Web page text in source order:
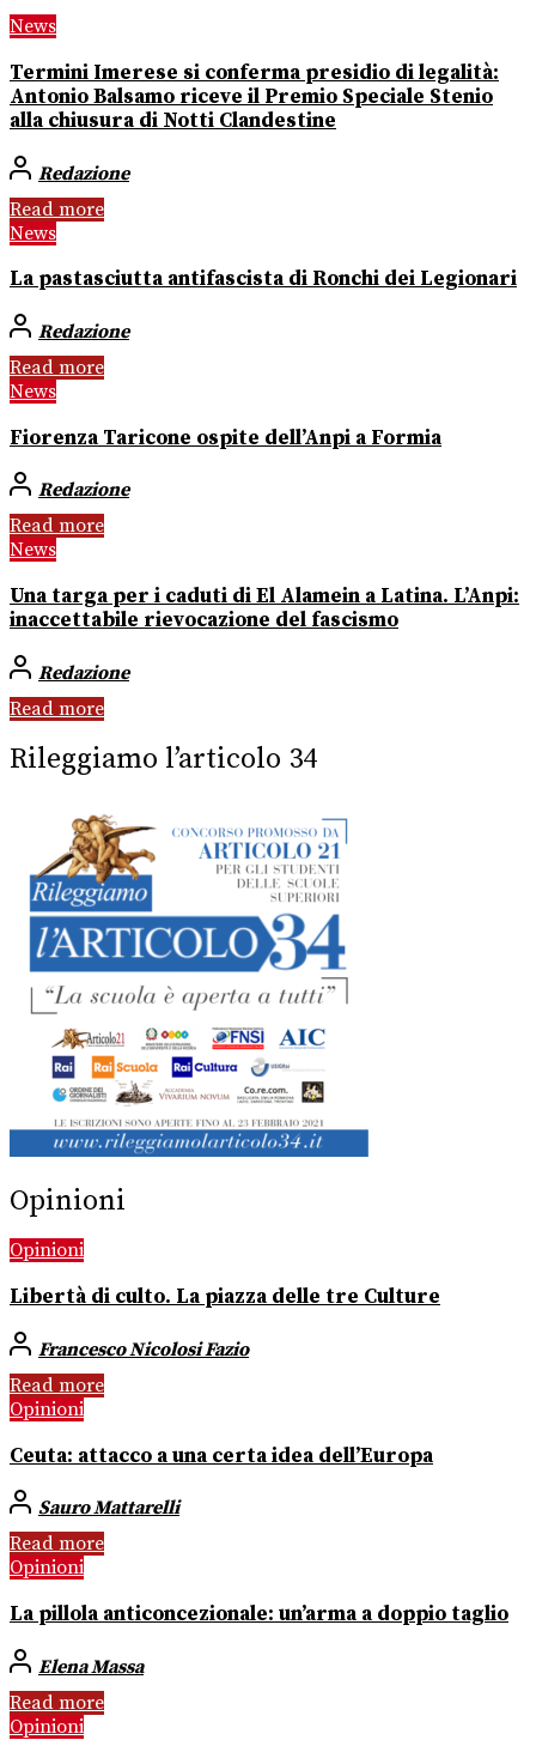
News
Termini Imerese si conferma presidio di legalità:
Antonio Balsamo riceve il Premio Speciale Stenio
alla chiusura di Notti Clandestine
Redazione
Read more
News
La pastasciutta antifascista di Ronchi dei Legionari
Redazione
Read more
News
Fiorenza Taricone ospite dell’Anpi a Formia
Redazione
Read more
News
Una targa per i caduti di El Alamein a Latina. L’Anpi:
inaccettabile rievocazione del fascismo
Redazione
Read more
Rileggiamo l’articolo 34
Opinioni
Opinioni
Libertà di culto. La piazza delle tre Culture
Francesco Nicolosi Fazio
Read more
Opinioni
Ceuta: attacco a una certa idea dell’Europa
Sauro Mattarelli
Read more
Opinioni
La pillola anticoncezionale: un’arma a doppio taglio
Elena Massa
Read more
Opinioni